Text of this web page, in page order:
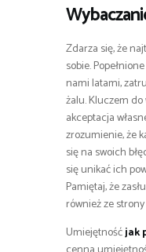
Zdarza się, że
sobie.
nami latami,
żalu. Kluczem
akceptacja
zrozumienie, że
się na swoich
się unikać ich
Pamiętaj, że
również ze
Umiejętnośćjak